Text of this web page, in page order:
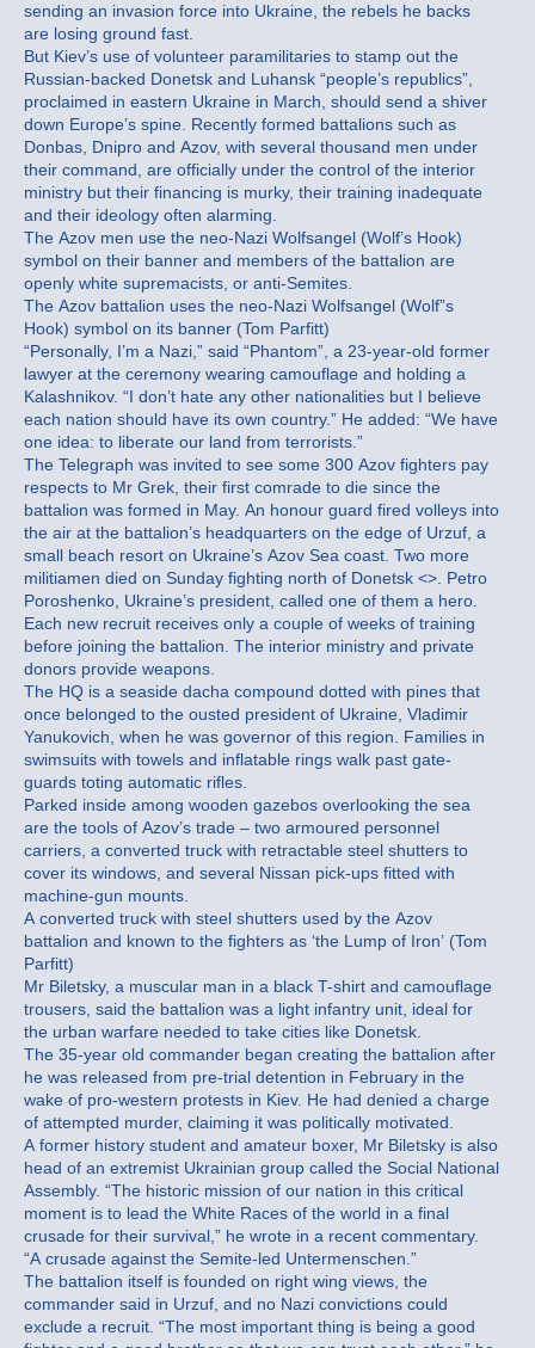
sending an invasion force into Ukraine, the rebels he backs
are losing ground fast.
But Kiev’s use of volunteer paramilitaries to stamp out the
Russian-backed Donetsk and Luhansk “people’s republics”,
proclaimed in eastern Ukraine in March, should send a shiver
down Europe’s spine. Recently formed battalions such as
Donbas, Dnipro and Azov, with several thousand men under
their command, are officially under the control of the interior
ministry but their financing is murky, their training inadequate
and their ideology often alarming.
The Azov men use the neo-Nazi Wolfsangel (Wolf’s Hook)
symbol on their banner and members of the battalion are
openly white supremacists, or anti-Semites.
The Azov battalion uses the neo-Nazi Wolfsangel (Wolf”s
Hook) symbol on its banner (Tom Parfitt)
“Personally, I’m a Nazi,” said “Phantom”, a 23-year-old former
lawyer at the ceremony wearing camouflage and holding a
Kalashnikov. “I don’t hate any other nationalities but I believe
each nation should have its own country.” He added: “We have
one idea: to liberate our land from terrorists.”
The Telegraph was invited to see some 300 Azov fighters pay
respects to Mr Grek, their first comrade to die since the
battalion was formed in May. An honour guard fired volleys into
the air at the battalion’s headquarters on the edge of Urzuf, a
small beach resort on Ukraine’s Azov Sea coast. Two more
militiamen died on Sunday fighting north of Donetsk <>. Petro
Poroshenko, Ukraine’s president, called one of them a hero.
Each new recruit receives only a couple of weeks of training
before joining the battalion. The interior ministry and private
donors provide weapons.
The HQ is a seaside dacha compound dotted with pines that
once belonged to the ousted president of Ukraine, Vladimir
Yanukovich, when he was governor of this region. Families in
swimsuits with towels and inflatable rings walk past gate-
guards toting automatic rifles.
Parked inside among wooden gazebos overlooking the sea
are the tools of Azov’s trade – two armoured personnel
carriers, a converted truck with retractable steel shutters to
cover its windows, and several Nissan pick-ups fitted with
machine-gun mounts.
A converted truck with steel shutters used by the Azov
battalion and known to the fighters as ‘the Lump of Iron’ (Tom
Parfitt)
Mr Biletsky, a muscular man in a black T-shirt and camouflage
trousers, said the battalion was a light infantry unit, ideal for
the urban warfare needed to take cities like Donetsk.
The 35-year old commander began creating the battalion after
he was released from pre-trial detention in February in the
wake of pro-western protests in Kiev. He had denied a charge
of attempted murder, claiming it was politically motivated.
A former history student and amateur boxer, Mr Biletsky is also
head of an extremist Ukrainian group called the Social National
Assembly. “The historic mission of our nation in this critical
moment is to lead the White Races of the world in a final
crusade for their survival,” he wrote in a recent commentary.
“A crusade against the Semite-led Untermenschen.”
The battalion itself is founded on right wing views, the
commander said in Urzuf, and no Nazi convictions could
exclude a recruit. “The most important thing is being a good